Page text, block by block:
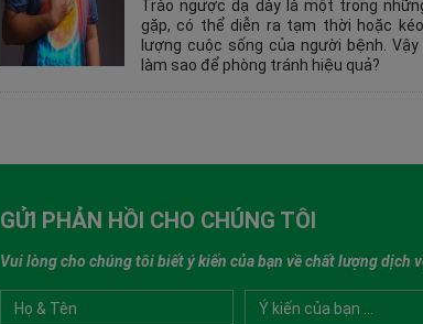
Trào ngược dạ dày là một trong
gặp, có thể diễn ra tạm thời hoặc
lượng cuộc sống của người bệnh.
làm sao để phòng tránh hiệu quả?
Nhanh chóng, thân thiện, hiệu quả cao.
CUONG
GỬI PHẢN HỒI CHO CHÚNG TÔI
Vui lòng cho chúng tôi biết ý kiến của bạn về chất lượng dịch